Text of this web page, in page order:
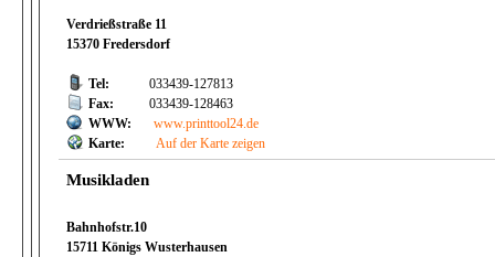
Verdrießstraße 11
15370 Fredersdorf
Tel:
033439-127813
Fax:
033439-128463
WWW:
www.printtool24.de
Karte:
Auf der Karte zeigen
Musikladen
Bahnhofstr.10
15711 Königs Wusterhausen